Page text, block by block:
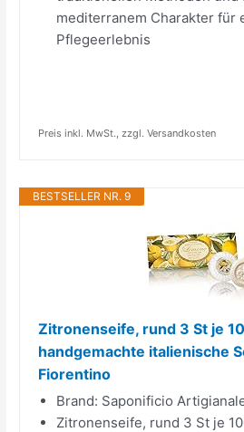
mediterranem Charakter für
Pflegeerlebnis
Preis inkl. MwSt., zzgl. Versandkosten
BESTSELLER NR. 9
Zitronenseife, rund 3 St je
handgemachte italienische
Fiorentino
Brand: Saponificio
Zitronenseife, rund 3 St je